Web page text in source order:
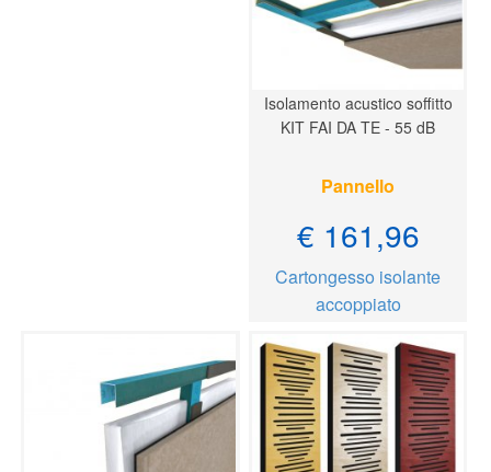
Isolamento acustico soffitto
KIT FAI DA TE - 55 dB
Pannello
€ 161,96
Cartongesso isolante
accoppiato